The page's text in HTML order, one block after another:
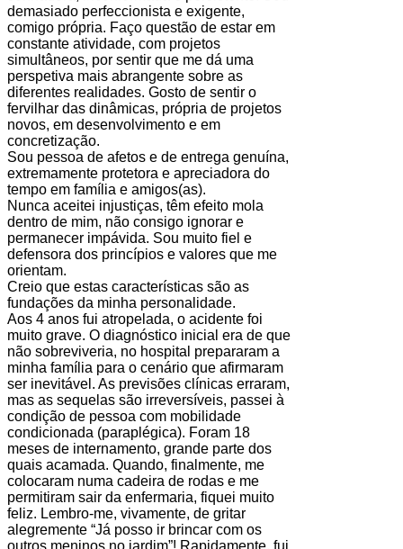
demasiado perfeccionista e exigente,
comigo própria. Faço questão de estar em
constante atividade, com projetos
simultâneos, por sentir que me dá uma
perspetiva mais abrangente sobre as
diferentes realidades. Gosto de sentir o
fervilhar das dinâmicas, própria de projetos
novos, em desenvolvimento e em
concretização.
Sou pessoa de afetos e de entrega genuína,
extremamente protetora e apreciadora do
tempo em família e amigos(as).
Nunca aceitei injustiças, têm efeito mola
dentro de mim, não consigo ignorar e
permanecer impávida. Sou muito fiel e
defensora dos princípios e valores que me
orientam.
Creio que estas características são as
fundações da minha personalidade.
Aos 4 anos fui atropelada, o acidente foi
muito grave. O diagnóstico inicial era de que
não sobreviveria, no hospital prepararam a
minha família para o cenário que afirmaram
ser inevitável. As previsões clínicas erraram,
mas as sequelas são irreversíveis, passei à
condição de pessoa com mobilidade
condicionada (paraplégica). Foram 18
meses de internamento, grande parte dos
quais acamada. Quando, finalmente, me
colocaram numa cadeira de rodas e me
permitiram sair da enfermaria, fiquei muito
feliz. Lembro-me, vivamente, de gritar
alegremente “Já posso ir brincar com os
outros meninos no jardim”! Rapidamente, fui